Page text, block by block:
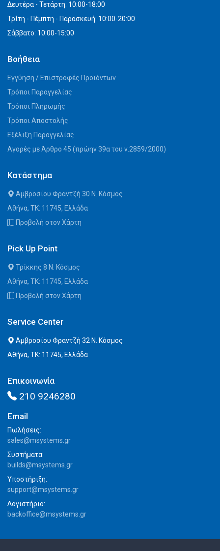
Δευτέρα - Τετάρτη: 10:00-18:00
Τρίτη - Πέμπτη - Παρασκευή: 10:00-20:00
Σάββατο: 10:00-15:00
Βοήθεια
Εγγύηση / Επιστροφές Προϊόντων
Τρόποι Παραγγελίας
Τρόποι Πληρωμής
Τρόποι Αποστολής
Εξέλιξη Παραγγελίας
Αγορές με Άρθρο 45 (πρώην 39α του ν.2859/2000)
Κατάστημα
Αμβροσίου Φραντζή 30 Ν. Κόσμος
Αθήνα, ΤΚ: 11745, Ελλάδα
Προβολή στον Χάρτη
Pick Up Point
Τρίκκης 8 Ν. Κόσμος
Αθήνα, ΤΚ: 11745, Ελλάδα
Προβολή στον Χάρτη
Service Center
Αμβροσίου Φραντζή 32 Ν. Κόσμος
Αθήνα, ΤΚ: 11745, Ελλάδα
Επικοινωνία
210 9246280
Email
Πωλήσεις:
sales@msystems.gr
Συστήματα:
builds@msystems.gr
Υποστήριξη:
support@msystems.gr
Λογιστήριο:
backoffice@msystems.gr